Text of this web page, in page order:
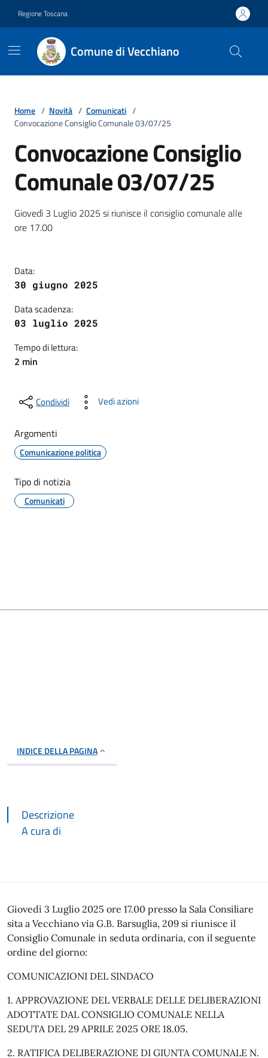
Regione Toscana
Comune di Vecchiano
Home / Novità / Comunicati /
Convocazione Consiglio Comunale 03/07/25
Convocazione Consiglio
Comunale 03/07/25
Dettagli della notizia
Giovedì 3 Luglio 2025 si riunisce il consiglio comunale alle
ore 17.00
Data:
30 giugno 2025
Data scadenza:
03 luglio 2025
Tempo di lettura:
2 min
Condividi Vedi azioni
Argomenti
Comunicazione politica
Tipo di notizia
Comunicati
INDICE DELLA PAGINA
Descrizione
A cura di
Descrizione
Giovedì 3 Luglio 2025 ore 17.00 presso la Sala Consiliare
sita a Vecchiano via G.B. Barsuglia, 209 si riunisce il
Consiglio Comunale in seduta ordinaria, con il seguente
ordine del giorno:
COMUNICAZIONI DEL SINDACO
1. APPROVAZIONE DEL VERBALE DELLE DELIBERAZIONI
ADOTTATE DAL CONSIGLIO COMUNALE NELLA
SEDUTA DEL 29 APRILE 2025 ORE 18.05.
2. RATIFICA DELIBERAZIONE DI GIUNTA COMUNALE N.